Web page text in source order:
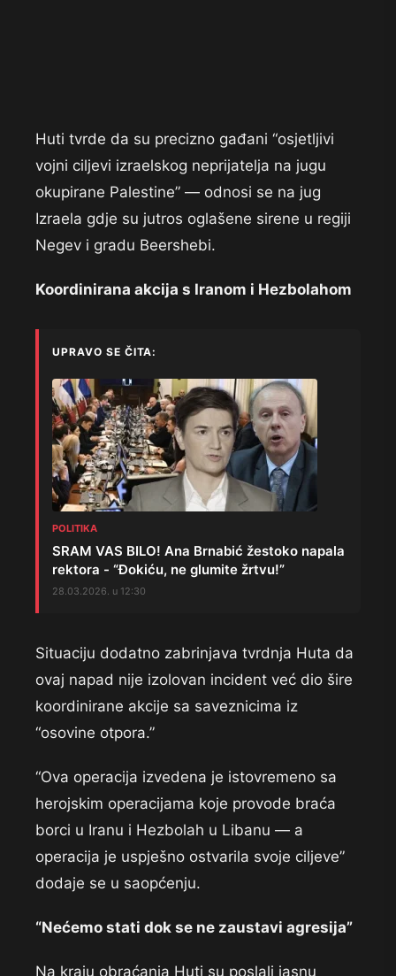
Huti tvrde da su precizno gađani “osjetljivi
vojni ciljevi izraelskog neprijatelja na jugu
okupirane Palestine” — odnosi se na jug
Izraela gdje su jutros oglašene sirene u regiji
Negev i gradu Beershebi.
Koordinirana akcija s Iranom i Hezbolahom
UPRAVO SE ČITA:
POLITIKA
SRAM VAS BILO! Ana Brnabić žestoko napala
rektora - “Đokiću, ne glumite žrtvu!”
28.03.2026. u 12:30
Situaciju dodatno zabrinjava tvrdnja Huta da
ovaj napad nije izolovan incident već dio šire
koordinirane akcije sa saveznicima iz
“osovine otpora.”
“Ova operacija izvedena je istovremeno sa
herojskim operacijama koje provode braća
borci u Iranu i Hezbolah u Libanu — a
operacija je uspješno ostvarila svoje ciljeve”
dodaje se u saopćenju.
“Nećemo stati dok se ne zaustavi agresija”
Na kraju obraćanja Huti su poslali jasnu